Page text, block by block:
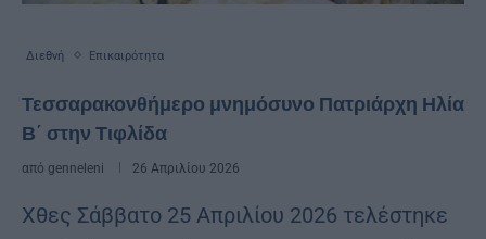
Διεθνή Επικαιρότητα
Τεσσαρακονθήμερο μνημόσυνο Πατριάρχη Ηλία
Β΄ στην Τιφλίδα
από genneleni 26 Απριλίου 2026
Χθες Σάββατο 25 Απριλίου 2026 τελέστηκε